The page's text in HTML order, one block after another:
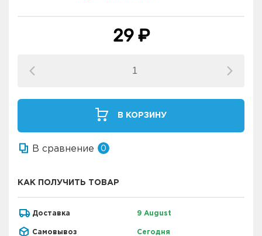
29 ₽
В КОРЗИНУ
В сравнение 0
КАК ПОЛУЧИТЬ ТОВАР
Доставка 9 August
Самовывоз Сегодня